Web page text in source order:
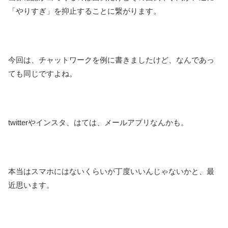
「やりすぎ」を抑止することに繋がります。
今回は、チャットワークを例に書きましたけど、なんであっ
ても同じですよね。
twitterやインスタ、はては、メールアプリなんかも。
本当はスマホにはないくらいが丁度いいんじゃないかと、最
近思います。